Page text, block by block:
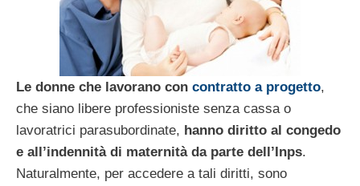
Le donne che lavorano con contratto a progetto,
che siano libere professioniste senza cassa o
lavoratrici parasubordinate, hanno diritto al congedo
e all’indennità di maternità da parte dell’Inps.
Naturalmente, per accedere a tali diritti, sono